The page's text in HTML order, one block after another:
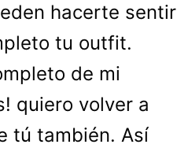
hacerte sentir
tu outfit.
de mi
quiero volver a
tú también. Así